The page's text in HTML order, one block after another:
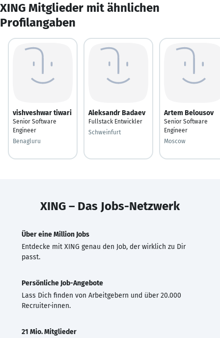
XING Mitglieder mit ähnlichen
Profilangaben
vishveshwar tiwari
Senior Software
Engineer
Benagluru
Aleksandr Badaev
Fullstack Entwickler
Schweinfurt
Artem Belousov
Senior Software
Engineer
Moscow
XING – Das Jobs-Netzwerk
Über eine Million Jobs
Entdecke mit XING genau den Job, der wirklich zu Dir
passt.
Persönliche Job-Angebote
Lass Dich finden von Arbeitgebern und über 20.000
Recruiter·innen.
21 Mio. Mitglieder